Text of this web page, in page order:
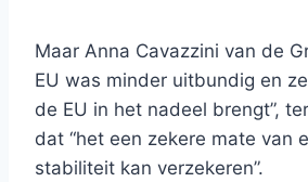
Maar Anna Cavazzini van de
EU was minder uitbundig en
de EU in het nadeel brengt”,
dat “het een zekere mate van
stabiliteit kan verzekeren”.